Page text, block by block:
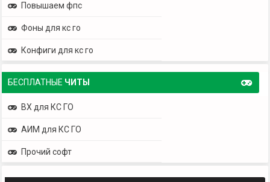
Повышаем фпс
Фоны для кс го
Конфиги для кс го
БЕСПЛАТНЫЕ ЧИТЫ
ВХ для КС ГО
АИМ для КС ГО
Прочий софт